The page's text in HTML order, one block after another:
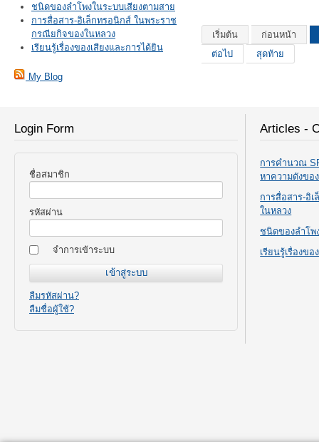
ชนิดของลำโพงในระบบเสียงตามสาย
การสื่อสาร-อิเล็กทรอนิกส์ ในพระราช
กรณียกิจของในหลวง
เรียนรู้เรื่องของเสียงและการได้ยิน
My Blog
เริ่มต้น
ก่อนหน้า
ต่อไป
สุดท้าย
Login Form
ชื่อสมาชิก
รหัสผ่าน
จำการเข้าระบบ
ลืมรหัสผ่าน?
ลืมชื่อผู้ใช้?
Articles -
การคำนวณ
หาความดังขอ
การสื่อสาร-อิ
ในหลวง
ชนิดของลำโพ
เรียนรู้เรื่องขอ